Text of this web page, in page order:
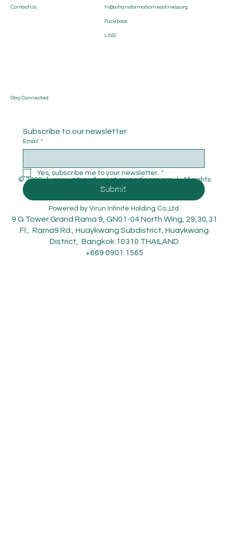
Contact Us
hi@aitransformationreadiness.org
Facebook
LINE
Stay Connected
Subscribe to our newsletter
Email *
Yes, subscribe me to your newsletter. *
Submit
© 2026 lwww.aitransformationreadiness.orgl All rights
reserved.
Powered by Virun Infinite Holding Co.,Ltd.
9 G Tower Grand Rama 9, GN01-04 North Wing, 29,30,31
Fl., Rama9 Rd., Huaykwang Subdistrict, Huaykwang
District, Bangkok 10310 THAILAND
+669 0901 1565